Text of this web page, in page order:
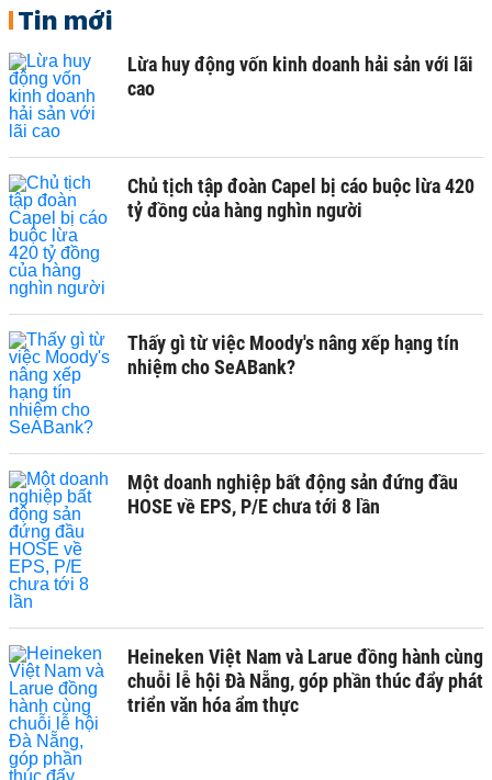
Tin mới
Lừa huy động vốn kinh doanh hải sản với lãi
cao
Chủ tịch tập đoàn Capel bị cáo buộc lừa 420
tỷ đồng của hàng nghìn người
Thấy gì từ việc Moody's nâng xếp hạng tín
nhiệm cho SeABank?
Một doanh nghiệp bất động sản đứng đầu
HOSE về EPS, P/E chưa tới 8 lần
Heineken Việt Nam và Larue đồng hành cùng
chuỗi lễ hội Đà Nẵng, góp phần thúc đẩy phát
triển văn hóa ẩm thực